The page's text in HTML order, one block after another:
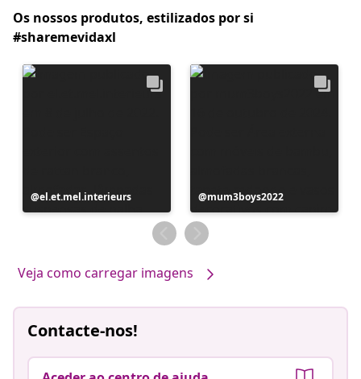
Os nossos produtos, estilizados por si
#sharemevidaxl
Postagem
publicada
el.et.mel.interieurs
Postagem
publicada
por
mum3boys2022
Veja como carregar imagens
Contacte-nos!